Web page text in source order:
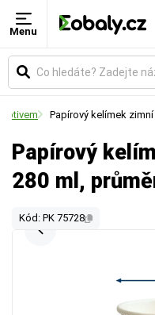
Menu
Papírový kelímek
Papírový
280 ml,
Kód: PK 75728